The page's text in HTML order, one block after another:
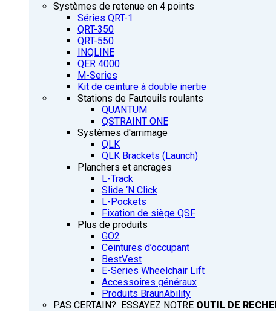
Systèmes de retenue en 4 points
Séries QRT-1
QRT-350
QRT-550
INQLINE
QER 4000
M-Series
Kit de ceinture à double inertie
Stations de Fauteuils roulants
QUANTUM
QSTRAINT ONE
Systèmes d'arrimage
QLK
QLK Brackets (Launch)
Planchers et ancrages
L-Track
Slide ‘N Click
L-Pockets
Fixation de siège QSF
Plus de produits
GO2
Ceintures d’occupant
BestVest
E-Series Wheelchair Lift
Accessoires généraux
Produits BraunAbility
PAS CERTAIN? ESSAYEZ NOTRE OUTIL DE